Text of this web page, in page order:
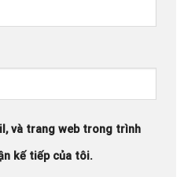
và trang web trong trình
kế tiếp của tôi.